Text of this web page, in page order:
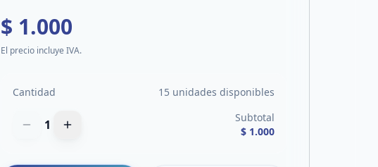
$ 1.000
El precio incluye IVA.
Cantidad 15 unidades disponibles
1
Subtotal
$ 1.000